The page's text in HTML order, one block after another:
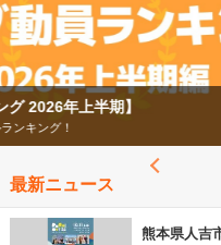
【フェス特集2026】
今年もフェスの季節がやってきた！
最新ニュース
熊本県人吉